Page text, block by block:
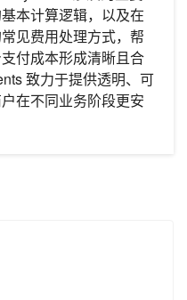
本计算逻辑，以及在
见费用处理方式，帮
付成本形成清晰且合
致力于提供透明、可
在不同业务阶段更安